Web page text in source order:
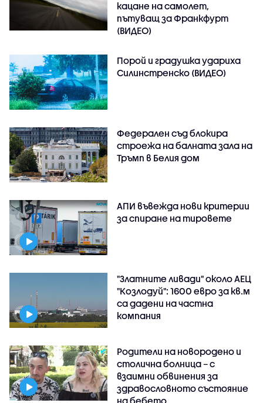
кацане на самолет,
пътуващ за Франкфурт
(ВИДЕО)
Порой и градушка удариха
Силинстренско (ВИДЕО)
Федерален съд блокира
строежа на балната зала на
Тръмп в Белия дом
АПИ въвежда нови критерии
за спиране на тировете
"Златните ливади" около АЕЦ
"Козлодуй": 1600 евро за кв.м
са дадени на частна
компания
Родители на новородено и
столична болница – с
взаимни обвинения за
здравословното състояние
на бебето